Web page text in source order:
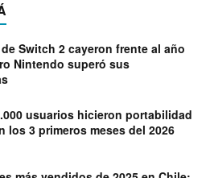
Switch 2 cayeron frente al año
Nintendo superó sus
usuarios hicieron portabilidad
los 3 primeros meses del 2026